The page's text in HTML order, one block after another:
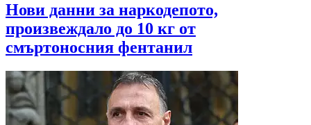
Нови данни за наркодепото,
произвеждало до 10 кг от
смъртоносния фентанил